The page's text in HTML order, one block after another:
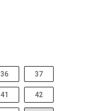
36 37
41 42